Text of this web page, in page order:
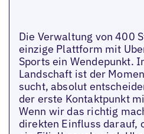
Die Verwaltung von 400
einzige Plattform mit
Sports ein Wendepunkt.
Landschaft ist der
sucht, absolut
der erste Kontaktpunkt
Wenn wir das richtig
direkten Einfluss darauf,